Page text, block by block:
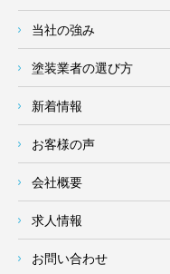
当社の強み
塗装業者の選び方
新着情報
お客様の声
会社概要
求人情報
お問い合わせ